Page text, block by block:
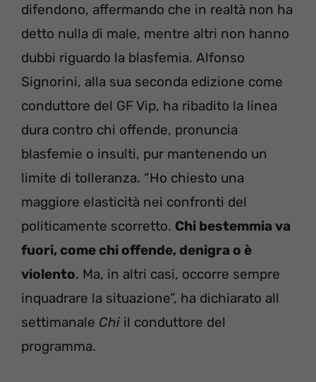
difendono, affermando che in realtà non ha
detto nulla di male, mentre altri non hanno
dubbi riguardo la blasfemia. Alfonso
Signorini, alla sua seconda edizione come
conduttore del GF Vip, ha ribadito la linea
dura contro chi offende, pronuncia
blasfemie o insulti, pur mantenendo un
limite di tolleranza. “Ho chiesto una
maggiore elasticità nei confronti del
politicamente scorretto. Chi bestemmia va
fuori, come chi offende, denigra o è
violento. Ma, in altri casi, occorre sempre
inquadrare la situazione”, ha dichiarato all
settimanale Chi il conduttore del
programma.